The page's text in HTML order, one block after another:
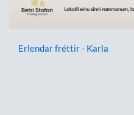
Erlendar fréttir - Karla